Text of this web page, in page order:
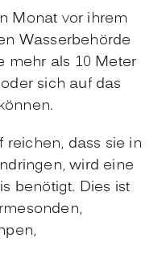
Monat vor ihrem
Wasserbehörde
mehr als 10 Meter
sich auf das
reichen, dass sie in
wird eine
benötigt. Dies ist